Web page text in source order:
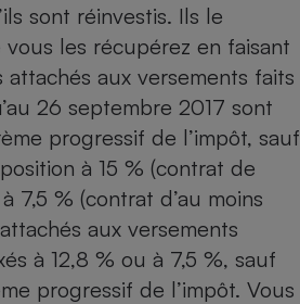
sont réinvestis. Ils le
les récupérez en faisant
attachés aux versements faits
26 septembre 2017 sont
progressif de l’impôt, sauf
à 15 % (contrat de
7,5 % (contrat d’au moins
aux versements
à 12,8 % ou à 7,5 %, sauf
progressif de l’impôt. Vous
bouteille
Banque
Lave-linge
Téléviseur
Matelas
Radiateur électrique
Antimoustique